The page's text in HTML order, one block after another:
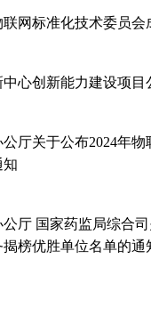
网标准化技术委员会
中心创新能力建设项目
厅关于公布2024年
知
厅 国家药监局综合
榜优胜单位名单的通